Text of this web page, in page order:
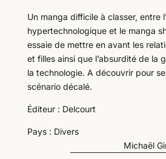
Un manga difficile à classer, entre
hypertechnologique et le manga
essaie de mettre en avant les
et filles ainsi que l’absurdité de la
la technologie. A découvrir pour
scénario décalé.
Éditeur : Delcourt
Pays : Divers
Michaël